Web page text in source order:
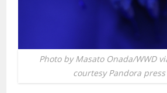
Photo by Masato Onada/WWD
courtesy Pandora